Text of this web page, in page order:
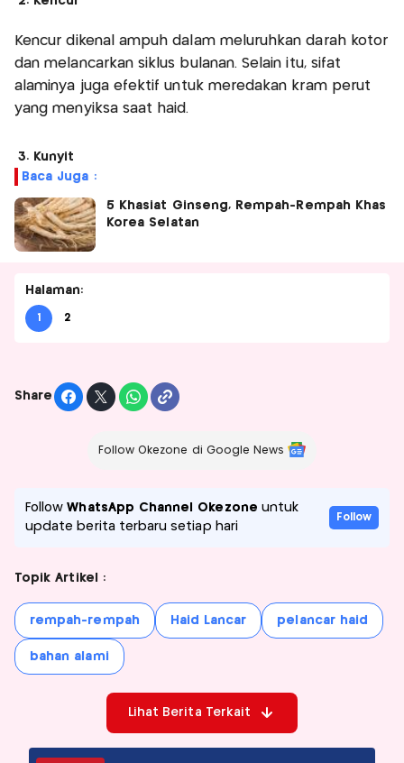
Kencur dikenal ampuh dalam meluruhkan darah kotor
dan melancarkan siklus bulanan. Selain itu, sifat
alaminya juga efektif untuk meredakan kram perut
yang menyiksa saat haid.
3. Kunyit
Baca Juga :
5 Khasiat Ginseng, Rempah-Rempah Khas
Korea Selatan
Halaman:
1 2
Share
Follow Okezone di Google News
FollowWhatsApp Channel Okezone untuk
update berita terbaru setiap hari
Follow
Topik Artikel :
rempah-rempah Haid Lancar pelancar haid
bahan alami
Lihat Berita Terkait